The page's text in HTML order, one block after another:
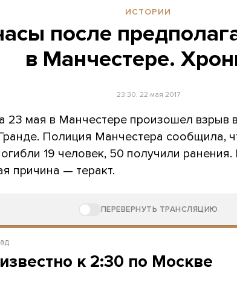
ИСТОРИИ
после
в Манчестере.
23:30, 22 мая 2017
23 мая в Манчестере произошел взрыв
Полиция Манчестера сообщила,
19 человек, 50 получили
причина — теракт.
ПЕРЕВЕРНУТЬ ТРАНСЛЯЦИЮ
к 2:30 по Москве